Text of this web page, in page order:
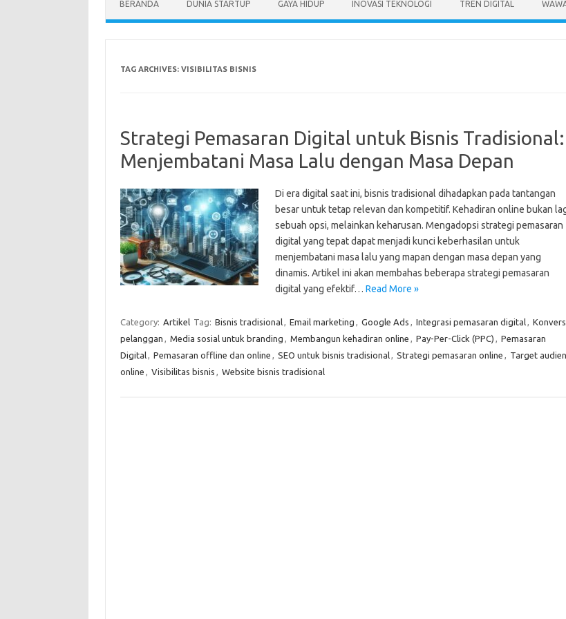
BERANDA DUNIA STARTUP GAYA HIDUP INOVASI TEKNOLOGI TREN DIGITAL
TAG ARCHIVES: VISIBILITAS BISNIS
Strategi Pemasaran Digital untuk Bisnis Tradisional:
Menjembatani Masa Lalu dengan Masa Depan
Di era digital saat ini, bisnis tradisional dihadapkan pada tantangan
besar untuk tetap relevan dan kompetitif. Kehadiran online bukan
sebuah opsi, melainkan keharusan. Mengadopsi strategi pemasaran
digital yang tepat dapat menjadi kunci keberhasilan untuk
menjembatani masa lalu yang mapan dengan masa depan yang
dinamis. Artikel ini akan membahas beberapa strategi pemasaran
digital yang efektif… Read More »
Category: Artikel Tag: Bisnis tradisional, Email marketing , Google Ads , Integrasi pemasaran digital,
pelanggan , Media sosial untuk branding , Membangun kehadiran online , Pay-Per-Click (PPC) , Pemasaran
Digital, Pemasaran offline dan online , SEO untuk bisnis tradisional, Strategi pemasaran online , Target
online , Visibilitas bisnis , Website bisnis tradisional